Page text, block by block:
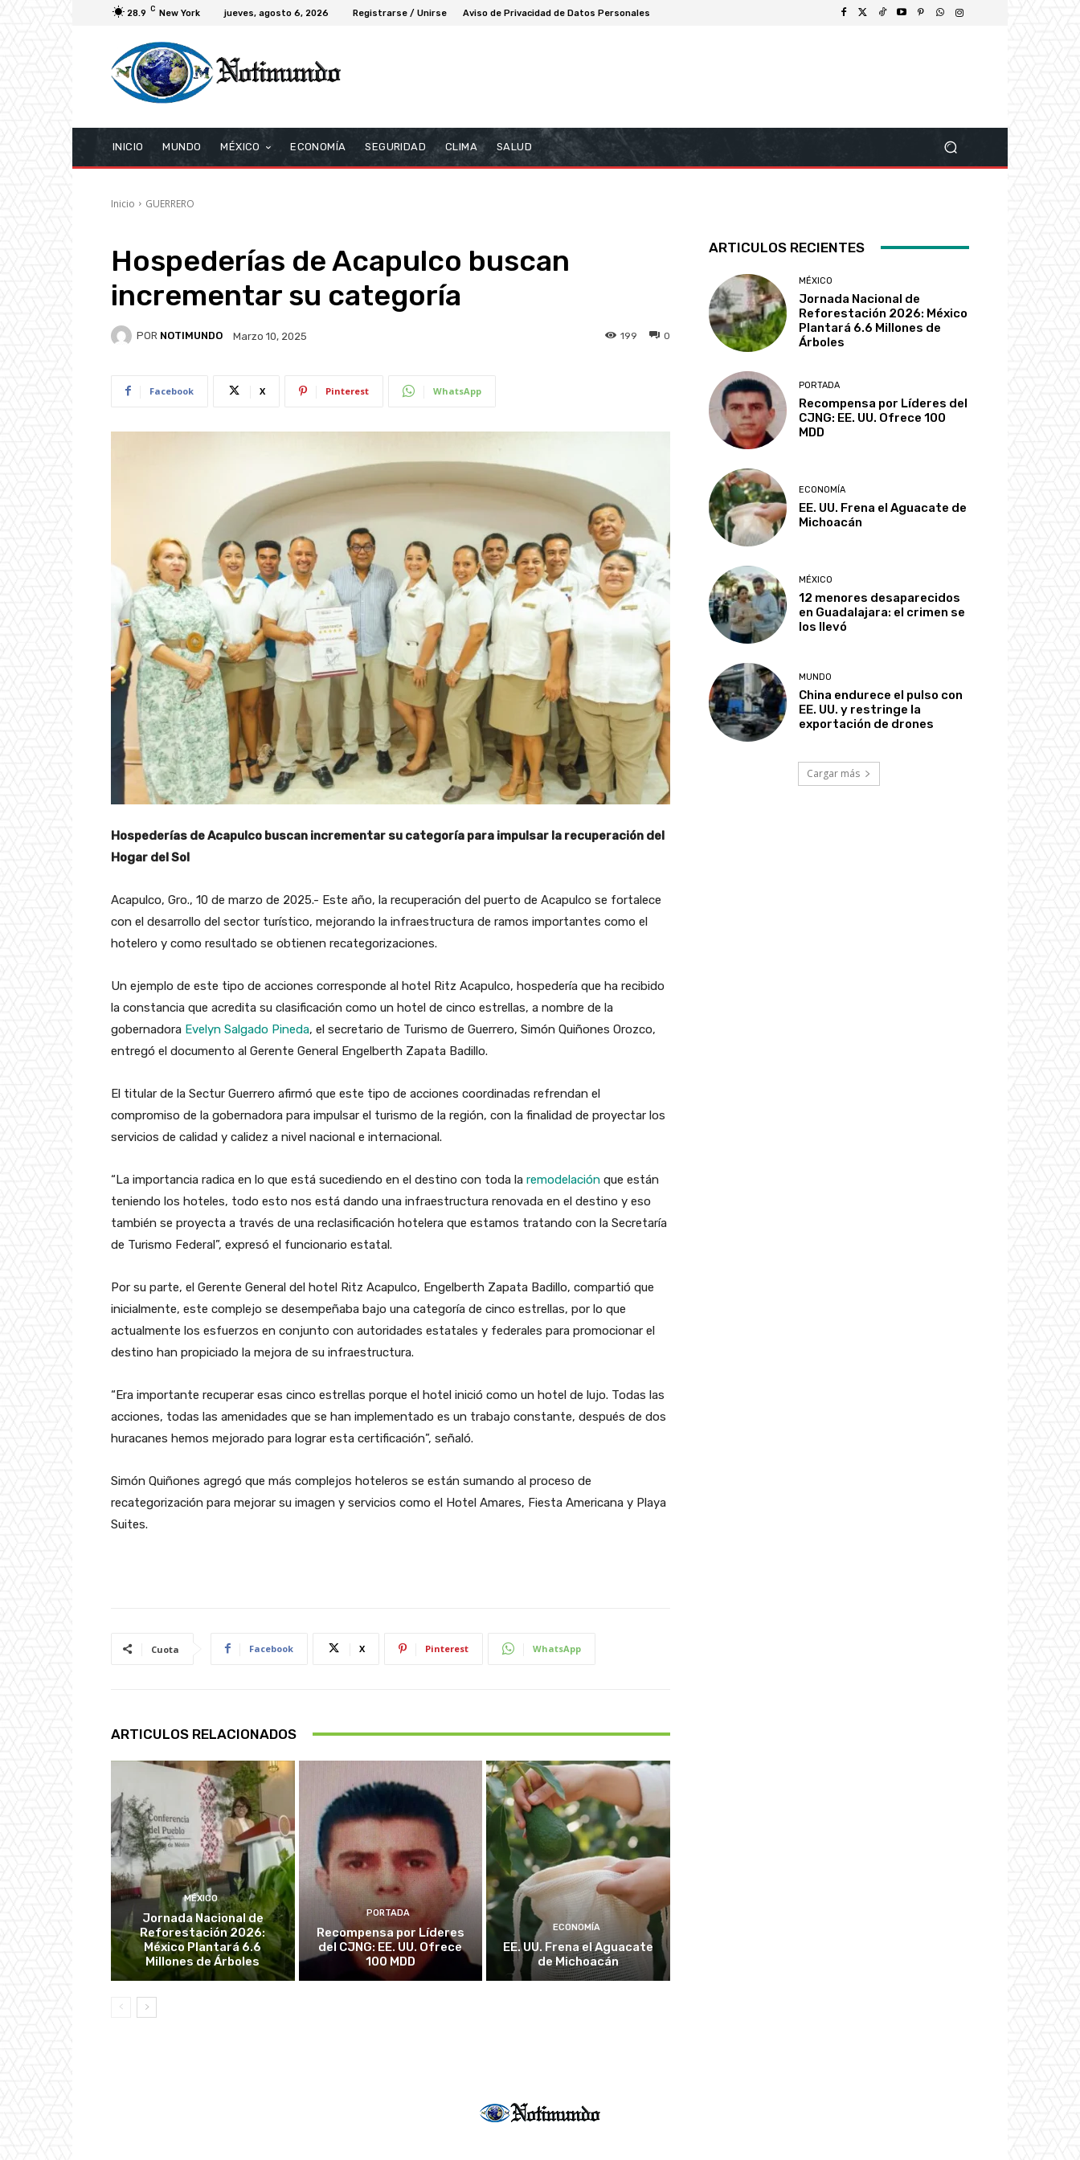
28.9 C New York jueves, agosto 6, 2026 Registrarse / Unirse Aviso de Privacidad de Datos Personales
INICIO MUNDO MÉXICO ECONOMÍA SEGURIDAD CLIMA SALUD
Inicio GUERRERO
Hospederías de Acapulco buscan
incrementar su categoría
POR NOTIMUNDO Marzo 10, 2025 0
199
Facebook X Pinterest WhatsApp
Hospederías de Acapulco buscan incrementar su categoría para impulsar la recuperación del
Hogar del Sol
Acapulco, Gro., 10 de marzo de 2025.- Este año, la recuperación del puerto de Acapulco se fortalece
con el desarrollo del sector turístico, mejorando la infraestructura de ramos importantes como el
hotelero y como resultado se obtienen recategorizaciones.
Un ejemplo de este tipo de acciones corresponde al hotel Ritz Acapulco, hospedería que ha recibido
la constancia que acredita su clasificación como un hotel de cinco estrellas, a nombre de la
gobernadora Evelyn Salgado Pineda, el secretario de Turismo de Guerrero, Simón Quiñones Orozco,
entregó el documento al Gerente General Engelberth Zapata Badillo.
El titular de la Sectur Guerrero afirmó que este tipo de acciones coordinadas refrendan el
compromiso de la gobernadora para impulsar el turismo de la región, con la finalidad de proyectar los
servicios de calidad y calidez a nivel nacional e internacional.
“La importancia radica en lo que está sucediendo en el destino con toda la remodelación que están
teniendo los hoteles, todo esto nos está dando una infraestructura renovada en el destino y eso
también se proyecta a través de una reclasificación hotelera que estamos tratando con la Secretaría
de Turismo Federal”, expresó el funcionario estatal.
Por su parte, el Gerente General del hotel Ritz Acapulco, Engelberth Zapata Badillo, compartió que
inicialmente, este complejo se desempeñaba bajo una categoría de cinco estrellas, por lo que
actualmente los esfuerzos en conjunto con autoridades estatales y federales para promocionar el
destino han propiciado la mejora de su infraestructura.
“Era importante recuperar esas cinco estrellas porque el hotel inició como un hotel de lujo. Todas las
acciones, todas las amenidades que se han implementado es un trabajo constante, después de dos
huracanes hemos mejorado para lograr esta certificación”, señaló.
Simón Quiñones agregó que más complejos hoteleros se están sumando al proceso de
recategorización para mejorar su imagen y servicios como el Hotel Amares, Fiesta Americana y Playa
Suites.
Cuota Facebook X Pinterest WhatsApp
ARTICULOS RELACIONADOS
MÉXICO
Jornada Nacional de
Reforestación 2026:
México Plantará 6.6
Millones de Árboles
PORTADA
Recompensa por Líderes
del CJNG: EE. UU. Ofrece
100 MDD
ECONOMÍA
EE. UU. Frena el Aguacate
de Michoacán
ARTICULOS RECIENTES
MÉXICO
Jornada Nacional de
Reforestación 2026: México
Plantará 6.6 Millones de
Árboles
PORTADA
Recompensa por Líderes del
CJNG: EE. UU. Ofrece 100
MDD
ECONOMÍA
EE. UU. Frena el Aguacate de
Michoacán
MÉXICO
12 menores desaparecidos
en Guadalajara: el crimen se
los llevó
MUNDO
China endurece el pulso con
EE. UU. y restringe la
exportación de drones
Cargar más